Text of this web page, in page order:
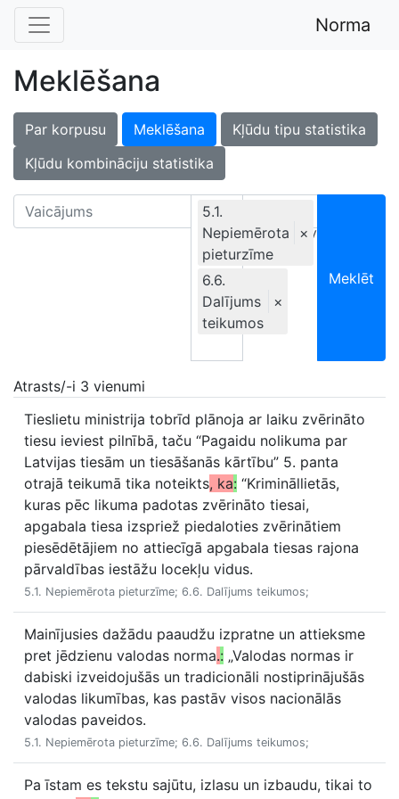
Norma
Meklēšana
Par korpusu Meklēšana
Kļūdu tipu statistika
Kļūdu kombināciju statistika
5.1.
Nepiemērota
pieturzīme
×
6.6.
Dalījums
teikumos
×
Ekskluzīvi
Meklēt
Atrasts/-i 3 vienumi
Tieslietu ministrija tobrīd plānoja ar laiku zvērināto
tiesu ieviest pilnībā, taču “Pagaidu nolikuma par
Latvijas tiesām un tiesāšanās kārtību” 5. panta
otrajā teikumā tika noteikts, ka: “Krimināllietās,
kuras pēc likuma padotas zvērināto tiesai,
apgabala tiesa izspriež piedaloties zvērinātiem
piesēdētājiem no attiecīgā apgabala tiesas rajona
pārvaldības iestāžu locekļu vidus.
5.1. Nepiemērota pieturzīme; 6.6. Dalījums teikumos;
Mainījusies dažādu paaudžu izpratne un attieksme
pret jēdzienu valodas norma.: „Valodas normas ir
dabiski izveidojušās un tradicionāli nostiprinājušās
valodas likumības, kas pastāv visos nacionālās
valodas paveidos.
5.1. Nepiemērota pieturzīme; 6.6. Dalījums teikumos;
Pa īstam es tekstu sajūtu, izlasu un izbaudu, tikai to